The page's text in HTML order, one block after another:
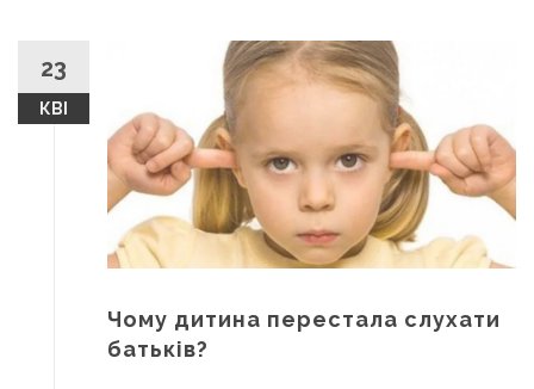
23
КВІ
Чому дитина перестала слухати
батьків?